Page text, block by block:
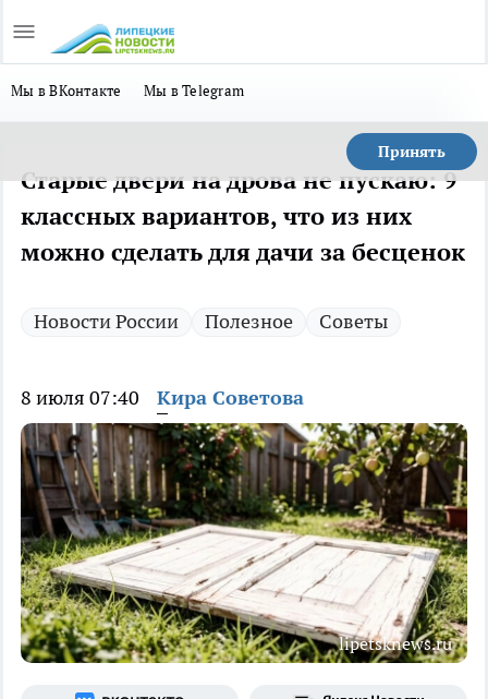
Мы в ВКонтакте Мы в Telegram
Принять
Старые двери на дрова не пускаю: 9
классных вариантов, что из них
можно сделать для дачи за бесценок
Новости России Полезное Советы
8 июля 07:40 Кира Советова
lipetsknews.ru